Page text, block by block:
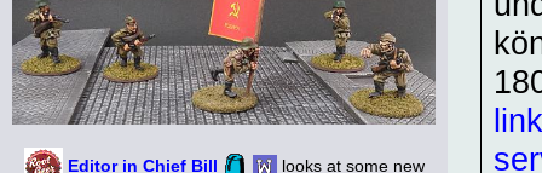
Editor in Chief Bill
looks at some new
link